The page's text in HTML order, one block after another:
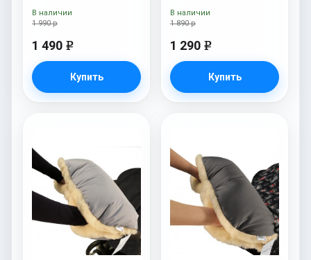
Navy
1 990 р
1 490 e
Купить
В наличии
Brown
1 890 р
1 290 e
Купить
В наличии